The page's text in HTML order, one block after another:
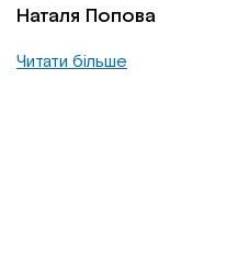
Наталя Попова
Читати більше